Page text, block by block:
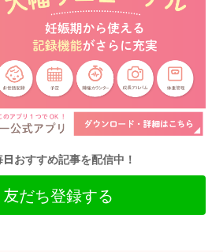
おすすめ記事を配信中！
友だち登録する